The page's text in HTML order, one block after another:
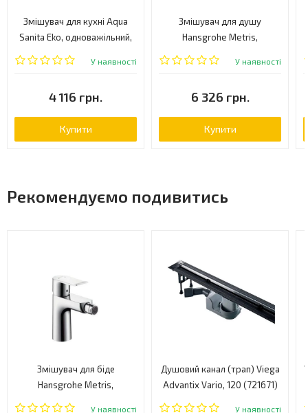
Змішувач для кухні Aqua
Sanita Eko, одноважільний,
чорний металік (2561-601)
У наявності
4 116 грн.
Купити
Змішувач для душу
Hansgrohe Metris,
одноважільний, хром
У наявності
6 326 грн.
Купити
Рекомендуємо подивитись
Змішувач для біде
Hansgrohe Metris,
одноважільний, хром
У наявності
Душовий канал (трап) Viega
Advantix Vario, 120 (721671)
У наявності